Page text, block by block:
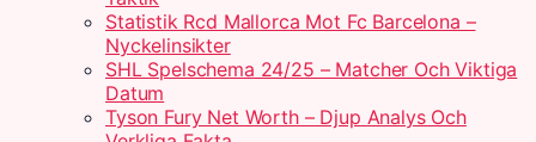
Statistik Rcd Mallorca Mot Fc Barcelona –
Nyckelinsikter
SHL Spelschema 24/25 – Matcher Och Viktiga
Datum
Tyson Fury Net Worth – Djup Analys Och